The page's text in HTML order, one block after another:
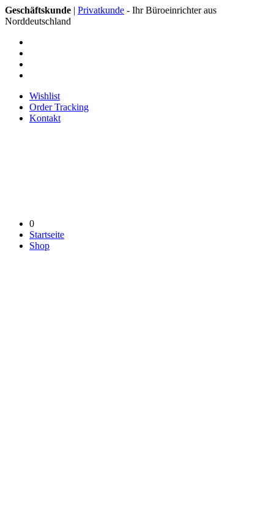
Geschäftskunde | Privatkunde - Ihr Büroeinrichter aus
Norddeutschland
Wishlist
Order Tracking
Kontakt
0
Startseite
Shop